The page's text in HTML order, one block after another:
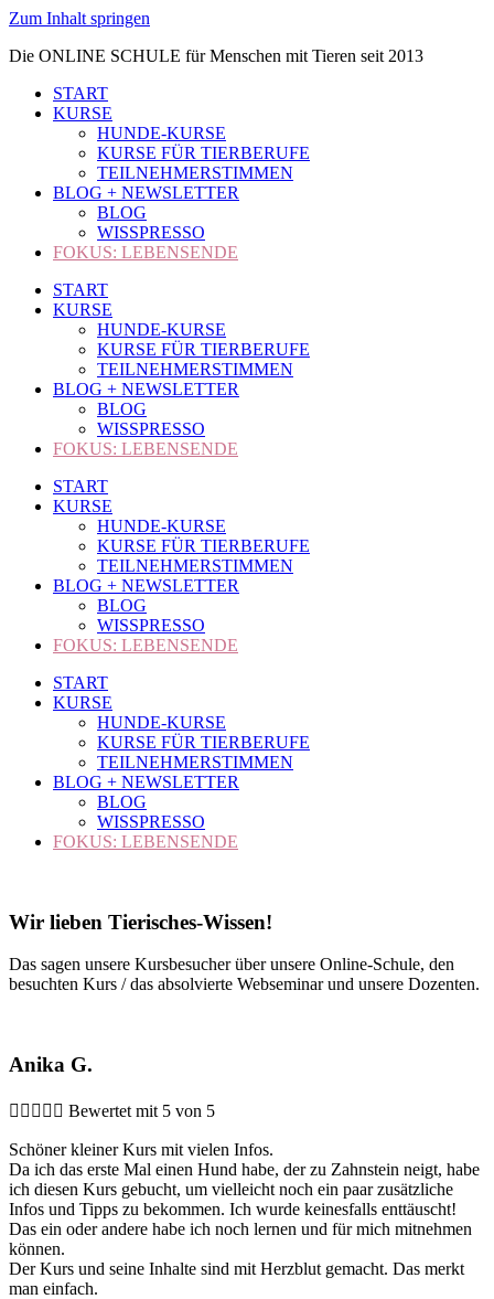
Zum Inhalt springen
Die ONLINE SCHULE für Menschen mit Tieren seit 2013
START
KURSE
HUNDE-KURSE
KURSE FÜR TIERBERUFE
TEILNEHMERSTIMMEN
BLOG + NEWSLETTER
BLOG
WISSPRESSO
FOKUS: LEBENSENDE
START
KURSE
HUNDE-KURSE
KURSE FÜR TIERBERUFE
TEILNEHMERSTIMMEN
BLOG + NEWSLETTER
BLOG
WISSPRESSO
FOKUS: LEBENSENDE
START
KURSE
HUNDE-KURSE
KURSE FÜR TIERBERUFE
TEILNEHMERSTIMMEN
BLOG + NEWSLETTER
BLOG
WISSPRESSO
FOKUS: LEBENSENDE
START
KURSE
HUNDE-KURSE
KURSE FÜR TIERBERUFE
TEILNEHMERSTIMMEN
BLOG + NEWSLETTER
BLOG
WISSPRESSO
FOKUS: LEBENSENDE
Wir lieben Tierisches-Wissen!
Das sagen unsere Kursbesucher über unsere Online-Schule, den
besuchten Kurs / das absolvierte Webseminar und unsere Dozenten.
Anika G.
     Bewertet mit 5 von 5
Schöner kleiner Kurs mit vielen Infos.
Da ich das erste Mal einen Hund habe, der zu Zahnstein neigt, habe
ich diesen Kurs gebucht, um vielleicht noch ein paar zusätzliche
Infos und Tipps zu bekommen. Ich wurde keinesfalls enttäuscht!
Das ein oder andere habe ich noch lernen und für mich mitnehmen
können.
Der Kurs und seine Inhalte sind mit Herzblut gemacht. Das merkt
man einfach.